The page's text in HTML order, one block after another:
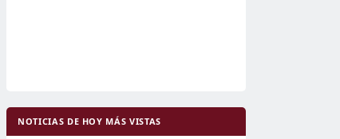
NOTICIAS DE HOY MÁS VISTAS